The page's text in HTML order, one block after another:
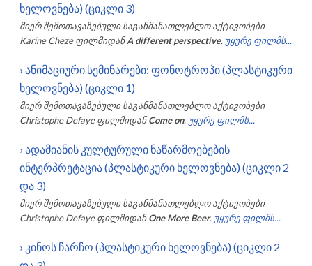
ხელოვნება) (ციკლი 3)
მიერ შემოთავაზებული საგანმანათლებლო აქტივობები
Karine Cheze ფილმიდან A different perspective. უყურე ფილმს...
› ანიმაციური სემინარები: ფონოტროპი (პლასტიკური
ხელოვნება) (ციკლი 1)
მიერ შემოთავაზებული საგანმანათლებლო აქტივობები
Christophe Defaye ფილმიდან Come on. უყურე ფილმს...
› ადამიანის კულტურული ნაწარმოებების
ინტერპრეტაცია (პლასტიკური ხელოვნება) (ციკლი 2
და 3)
მიერ შემოთავაზებული საგანმანათლებლო აქტივობები
Christophe Defaye ფილმიდან One More Beer. უყურე ფილმს...
› კინოს ჩარჩო (პლასტიკური ხელოვნება) (ციკლი 2